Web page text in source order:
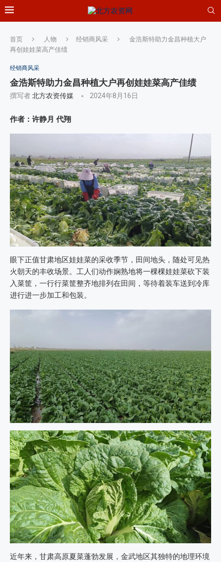
首页 人物 经销商风采
金浩斯特助力金昌种植大户
再创娃娃菜高产佳绩
经销商风采
金浩斯特助力金昌种植大户再创娃娃菜高产佳绩
撰写者北方农资传媒 2024年8月16日
作者：许静月 代翔
眼下正值甘肃地区娃娃菜的采收季节，田间地头，随处可见热
火朝天的丰收场景。工人们动作娴熟地将一棵棵娃娃菜砍下装
入菜筐，一行行菜筐整齐地排列在田间，等待着装车送到冷库
进行进一步加工和包装。
近年来，甘肃高原夏菜蓬勃发展，金武地区其独特的地理环境